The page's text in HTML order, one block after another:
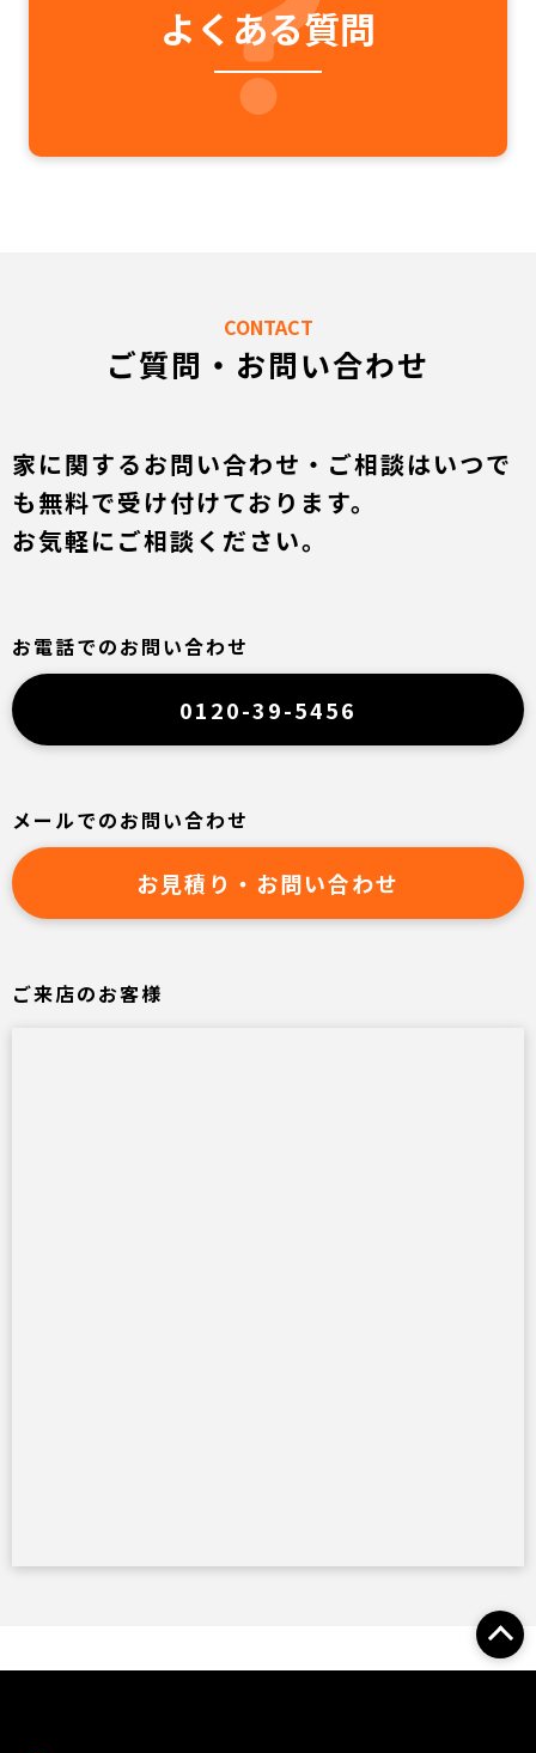
よくある質問
CONTACT
ご質問・お問い合わせ
家に関するお問い合わせ・ご相談はいつで
も無料で受け付けております。
お気軽にご相談ください。
お電話でのお問い合わせ
0120-39-5456
メールでのお問い合わせ
お見積り・お問い合わせ
ご来店のお客様